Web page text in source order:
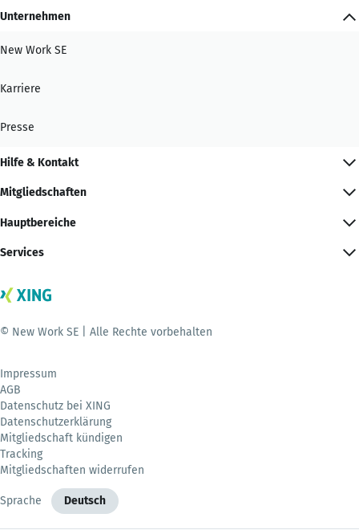
Unternehmen
New Work SE
Karriere
Presse
Hilfe & Kontakt
Mitgliedschaften
Hauptbereiche
Services
© New Work SE | Alle Rechte vorbehalten
Impressum
AGB
Datenschutz bei XING
Datenschutzerklärung
Mitgliedschaft kündigen
Tracking
Mitgliedschaften widerrufen
Sprache Deutsch